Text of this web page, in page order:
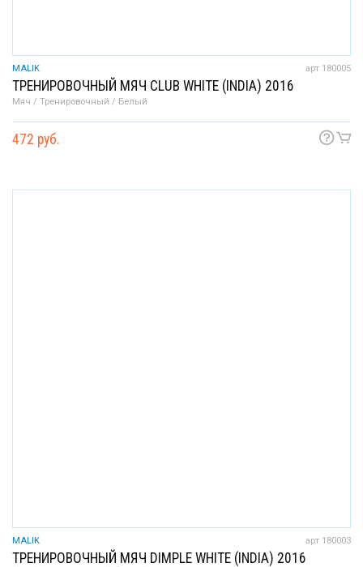
MALIK арт 180005
ТРЕНИРОВОЧНЫЙ МЯЧ CLUB WHITE (INDIA) 2016
Мяч / Тренировочный / Белый
472 руб.
MALIK арт 180003
ТРЕНИРОВОЧНЫЙ МЯЧ DIMPLE WHITE (INDIA) 2016